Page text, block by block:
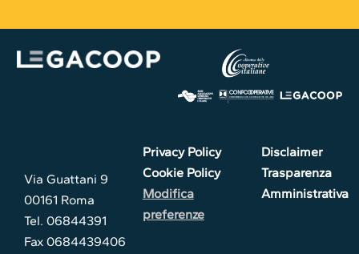
Via Guattani 9
00161 Roma
Tel. 06844391
Fax 0684439406
Privacy Policy
Cookie Policy
Modifica
preferenze
Disclaimer
Trasparenza
Amministrativa